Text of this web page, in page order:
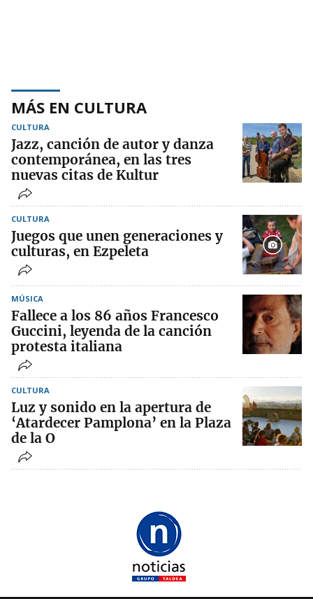
MÁS EN CULTURA
CULTURA
Jazz, canción de autor y danza
contemporánea, en las tres
nuevas citas de Kultur
CULTURA
Juegos que unen generaciones y
culturas, en Ezpeleta
MÚSICA
Fallece a los 86 años Francesco
Guccini, leyenda de la canción
protesta italiana
CULTURA
Luz y sonido en la apertura de
‘Atardecer Pamplona’ en la Plaza
de la O